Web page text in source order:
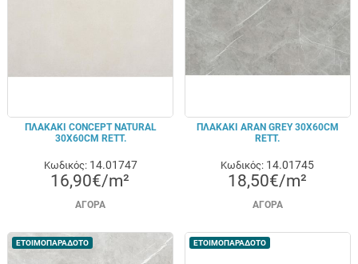
ΠΛΑΚΑΚΙ CONCEPT NATURAL
30X60CM RETT.
Κωδικός: 14.01747
16,90€/m²
ΑΓΟΡΆ
ΠΛΑΚΑΚΙ ARAN GREY 30X60CM
RETT.
Κωδικός: 14.01745
18,50€/m²
ΑΓΟΡΆ
ΕΤΟΙΜΟΠΑΡΑΔΟΤΟ ΕΤΟΙΜΟΠΑΡΑΔΟΤΟ